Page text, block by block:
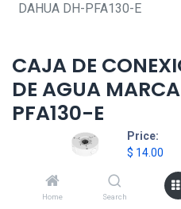
Price:
$ 14.00
Home Search
DAHUA DH-PFA130-E
CAJA DE
DE AGUA
PFA130-E